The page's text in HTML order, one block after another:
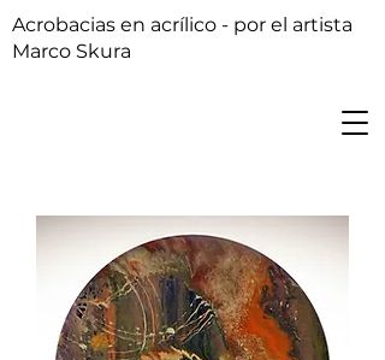
Acrobacias en acrílico - por el artista
Marco Skura